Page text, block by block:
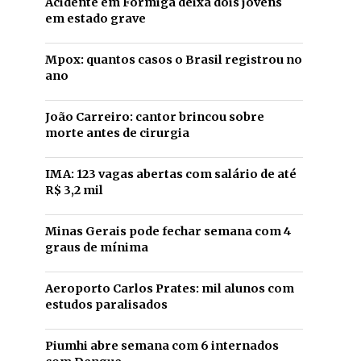
em estado grave
Mpox: quantos casos o Brasil registrou no
ano
João Carreiro: cantor brincou sobre
morte antes de cirurgia
IMA: 123 vagas abertas com salário de até
R$ 3,2 mil
Minas Gerais pode fechar semana com 4
graus de mínima
Aeroporto Carlos Prates: mil alunos com
estudos paralisados
Piumhi abre semana com 6 internados